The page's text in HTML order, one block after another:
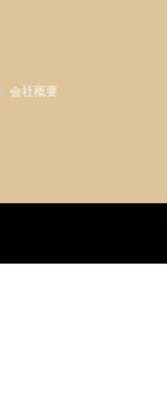
会社概要